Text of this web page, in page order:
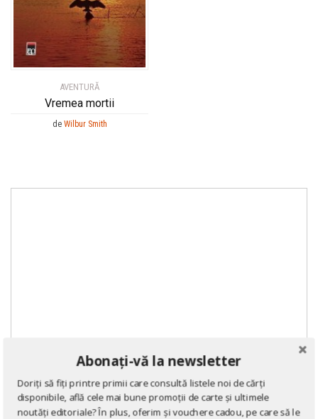
AVENTURĂ
Vremea mortii
de Wilbur Smith
Abonați-vă la newsletter
Doriți să fiți printre primii care consultă listele noi de cărți
disponibile, află cele mai bune promoții de carte și ultimele
noutăți editoriale? În plus, oferim și vouchere cadou, pe care să le